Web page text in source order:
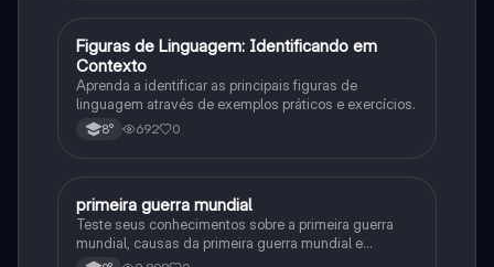
FPortuguês
Figuras de Linguagem: Identificando em
Contexto
Aprenda a identificar as principais figuras de
linguagem através de exemplos práticos e exercícios.
8° 692 0
História
primeira guerra mundial
Teste seus conhecimentos sobre a primeira guerra
mundial, causas da primeira guerra mundial e
consequências da Primeira Guerra Mundial, fases da